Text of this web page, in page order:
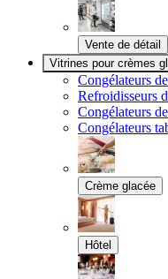
Vente de détail
Vitrines pour crèmes
Congélateurs
Refroidisseurs
Congélateurs
Congélateurs
Crème glacée
Hôtel